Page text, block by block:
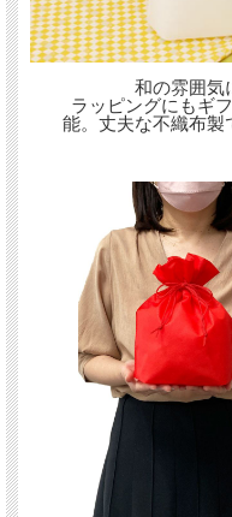
和の雰囲気
ラッピングにもギ
能。丈夫な不織布製